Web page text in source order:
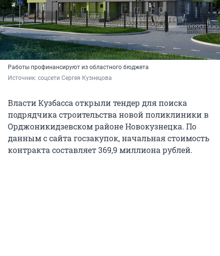
Работы профинансируют из областного бюджета
Источник: соцсети Сергея Кузнецова
Власти Кузбасса открыли тендер для поиска
подрядчика строительства новой поликлиники в
Орджоникидзевском районе Новокузнецка. По
данным с сайта госзакупок, начальная стоимость
контракта составляет 369,9 миллиона рублей.